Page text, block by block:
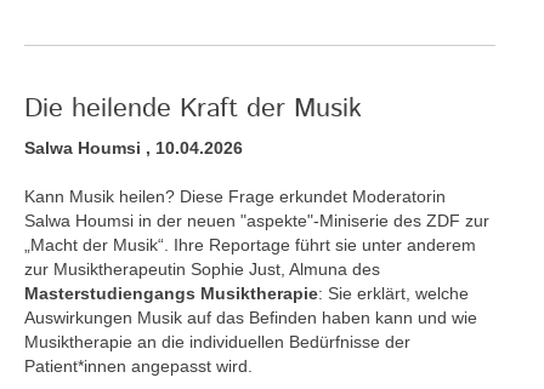
Die heilende Kraft der Musik
Salwa Houmsi , 10.04.2026
Kann Musik heilen? Diese Frage erkundet Moderatorin
Salwa Houmsi in der neuen "aspekte"-Miniserie des ZDF zur
„Macht der Musik“. Ihre Reportage führt sie unter anderem
zur Musiktherapeutin Sophie Just, Almuna des
Masterstudiengangs Musiktherapie: Sie erklärt, welche
Auswirkungen Musik auf das Befinden haben kann und wie
Musiktherapie an die individuellen Bedürfnisse der
Patient*innen angepasst wird.